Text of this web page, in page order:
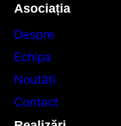
Asociația
Despre
Echipa
Noutăți
Contact